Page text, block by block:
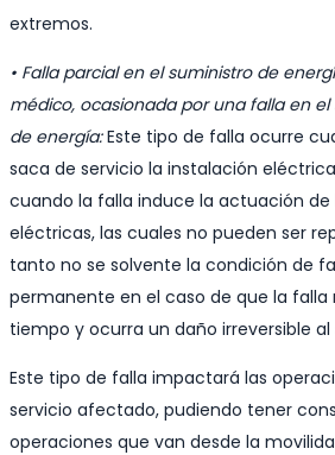
extremos.
• Falla parcial en el suministro de
médico, ocasionada por una falla en
de energía:Este tipo de falla ocurre
saca de servicio la instalación
cuando la falla induce la actuación
eléctricas, las cuales no pueden ser
tanto no se solvente la condición de
permanente en el caso de que la falla
tiempo y ocurra un daño irreversible
Este tipo de falla impactará las
servicio afectado, pudiendo tener
operaciones que van desde la